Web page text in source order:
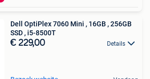
Dell OptiPlex 7060 Mini , 16GB , 256GB
SSD , i5-8500T
€ 229,00 Details